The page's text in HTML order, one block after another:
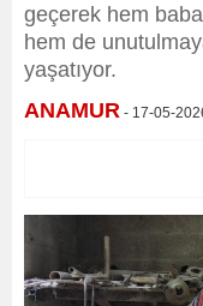
geçerek hem
hem de
yaşatıyor.
ANAMUR - 17-05-